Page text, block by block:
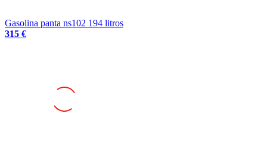
Gasolina panta ns102 194 litros
315 €